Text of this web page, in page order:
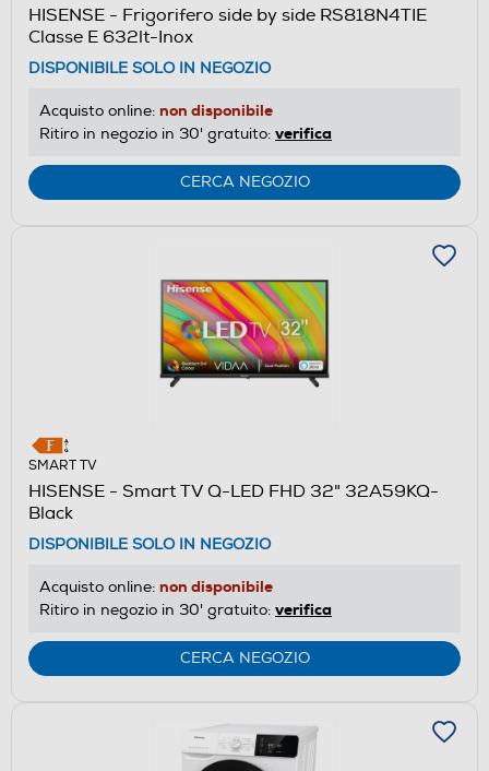
HISENSE - Frigorifero side by side RS818N4TIE
Classe E 632lt-Inox
DISPONIBILE SOLO IN NEGOZIO
Acquisto online: non disponibile
Ritiro in negozio in 30' gratuito: verifica
CERCA NEGOZIO
SMART TV
HISENSE - Smart TV Q-LED FHD 32" 32A59KQ-
Black
DISPONIBILE SOLO IN NEGOZIO
Acquisto online: non disponibile
Ritiro in negozio in 30' gratuito: verifica
CERCA NEGOZIO